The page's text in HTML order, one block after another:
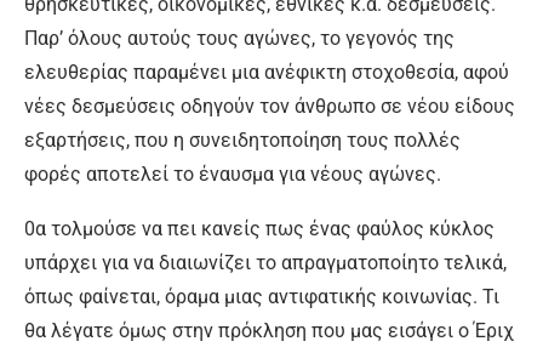
Παρ’ όλους αυτούς τους αγώνες, το γεγονός της
ελευθερίας παραμένει μια ανέφικτη στοχοθεσία, αφού
νέες δεσμεύσεις οδηγούν τον άνθρωπο σε νέου είδους
εξαρτήσεις, που η συνειδητοποίηση τους πολλές
φορές αποτελεί το έναυσμα για νέους αγώνες.
0α τολμούσε να πει κανείς πως ένας φαύλος κύκλος
υπάρχει για να διαιωνίζει το απραγματοποίητο τελικά,
όπως φαίνεται, όραμα μιας αντιφατικής κοινωνίας. Τι
θα λέγατε όμως στην πρόκληση που μας εισάγει ο Έριχ